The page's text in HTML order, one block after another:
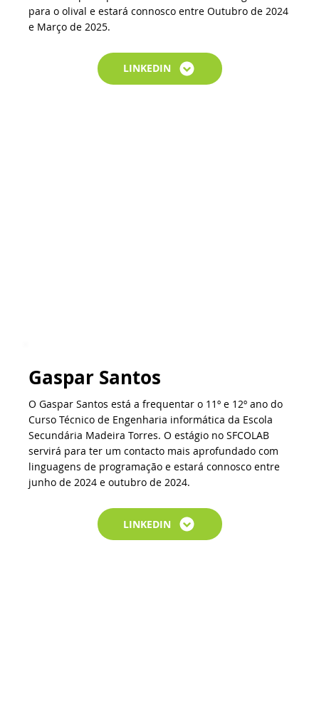
para o olival e estará connosco entre Outubro de 2024
e Março de 2025.
LINKEDIN
Gaspar Santos
O Gaspar Santos está a frequentar o 11º e 12º ano do
Curso Técnico de Engenharia informática da Escola
Secundária Madeira Torres. O estágio no SFCOLAB
servirá para ter um contacto mais aprofundado com
linguagens de programação e estará connosco entre
junho de 2024 e outubro de 2024.
LINKEDIN